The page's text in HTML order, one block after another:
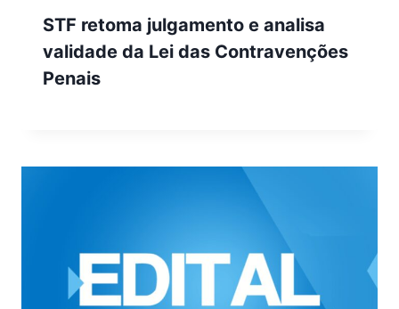
STF retoma julgamento e analisa
validade da Lei das Contravenções
Penais